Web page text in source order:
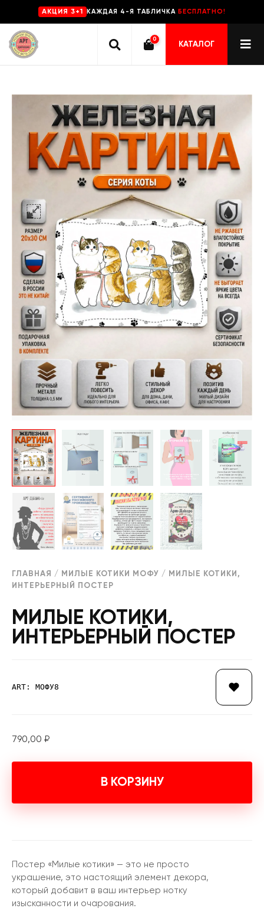
AKЦИЯ 3+1 КАЖДАЯ 4-Я ТАБЛИЧКА БЕСПЛАТНО!
0
КАТАЛОГ
ГЛАВНАЯ / МИЛЫЕ КОТИКИ МОФУ / МИЛЫЕ КОТИКИ,
ИНТЕРЬЕРНЫЙ ПОСТЕР
МИЛЫЕ КОТИКИ,
ИНТЕРЬЕРНЫЙ ПОСТЕР
ART: МОФУ8
790,00 ₽
В КОРЗИНУ
Постер «Милые котики» — это не просто
украшение, это настоящий элемент декора,
который добавит в ваш интерьер нотку
изысканности и очарования.